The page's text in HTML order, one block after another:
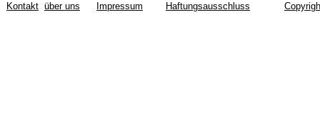
Kontakt über uns Impressum Haftungsausschluss